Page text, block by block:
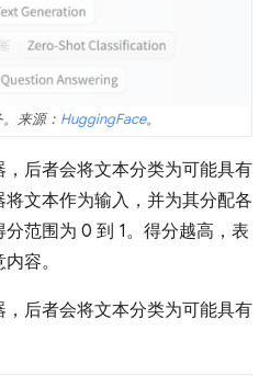
来源： HuggingFace。
后者会将文本分类为可能具有
文本作为输入，并为其分配各
范围为 0 到 1。得分越高，表
容。
后者会将文本分类为可能具有